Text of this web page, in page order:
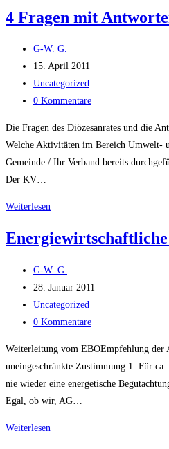
4 Fragen mit
Beitrags-
Autor:
G-W. G.
Beitrag
veröffentlicht:
15. April 2011
Beitrags-
Kategorie:
Uncategorized
Beitrags-
0 Kommentare
Die Fragen des Diözesanrates und die
Welche Aktivitäten im Bereich Umwelt-
Gemeinde / Ihr Verband bereits
Der KV…
Weiterlesen
mit
Beitrags-
Autor:
G-W. G.
Beitrag
veröffentlicht:
28. Januar 2011
Beitrags-
Kategorie:
Uncategorized
Beitrags-
0 Kommentare
Weiterleitung vom EBOEmpfehlung
uneingeschränkte Zustimmung.1. Für
nie wieder eine energetische
Egal, ob wir, AG…
Weiterlesen